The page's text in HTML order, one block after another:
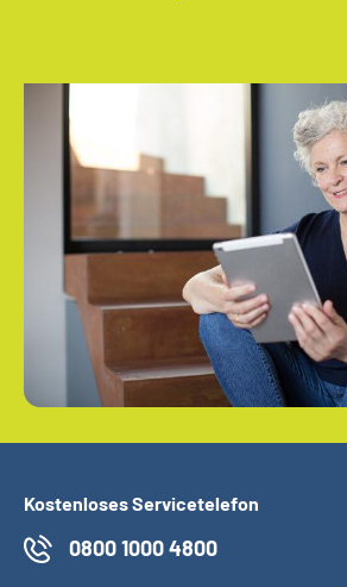
Kostenloses Servicetelefon
0800 1000 4800